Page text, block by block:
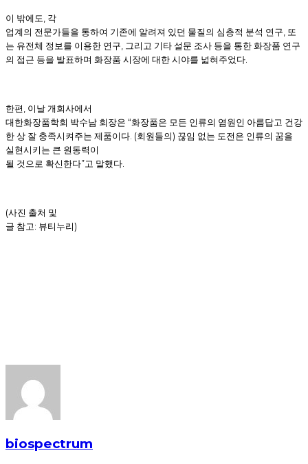
이 밖에도 각
업계의 전문가들을 통하여 기존에 알려져 있던 물질의 심층적 분석 연구 또
는 유전체 정보를 이용한 연구 그리고 기타 설문 조사 등을 통한 화장품 연구
의 접근 등을 발표하며 화장품 시장에 대한 시야를 넓혀주었다
한편 이날 개회사에서
대한화장품학회 박수남 회장은 “화장품은 모든 인류의 염원인 아름답고 건강
한 상 잘 충족시켜주는 제품이다 . (회원들의) 끊임 없는 도전은 인류의 꿈을
실현시키는 큰 원동력이
될 것으로 확신한다”고 말했다
(사진 출처 및
글 참고: 뷰티누리)
biospectrum